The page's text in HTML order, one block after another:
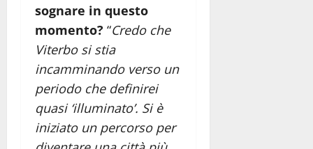
sognare in questo
momento? “Credo che
Viterbo si stia
incamminando verso un
periodo che definirei
quasi ‘illuminato’. Si è
iniziato un percorso per